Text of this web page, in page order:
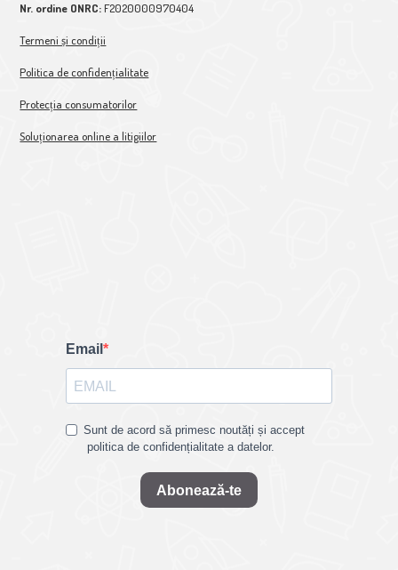
Nr. ordine ONRC:F2020000970404
Termeni și condiții
Politica de confidențialitate
Protecția consumatorilor
Soluționarea online a litigiilor
Email
Sunt de acord să primesc noutăți și accept
politica de confidențialitate a datelor.
Abonează-te